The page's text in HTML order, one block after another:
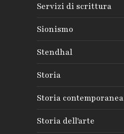
Servizi di scrittura
Sionismo
Stendhal
Storia
Storia contemporanea
Storia dell'arte